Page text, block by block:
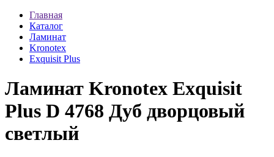
Главная
Каталог
Ламинат
Kronotex
Exquisit Plus
Ламинат Kronotex Exquisit
Plus D 4768 Дуб дворцовый
светлый